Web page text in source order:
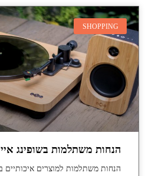
SHOPPING
הנחות משתלמות בשופינג
הנחות משתלמות למוצרים איכותיים